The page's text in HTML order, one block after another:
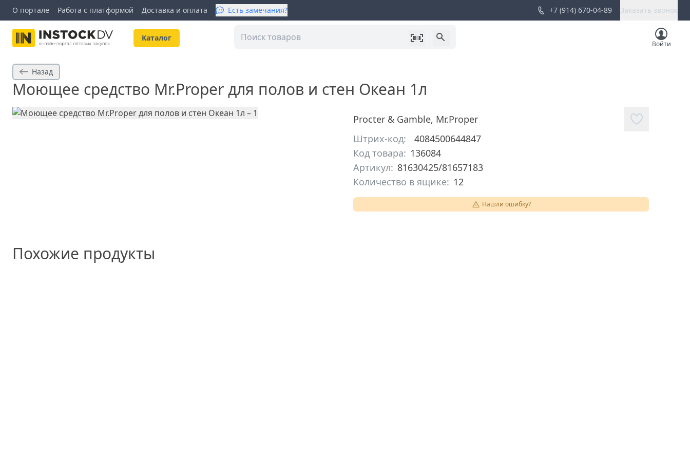
О портале Работа с платформой Доставка и оплата Есть замечания? +7 (914) 670-04-89 Заказать звонок
Kаталог
Войти
Назад
Моющее средство Mr.Proper для полов и стен Океан 1л
Procter & Gamble, Mr.Proper
Штрих-код:
4084500644847
Код товара: 136084
Артикул: 81630425/81657183
Количество в ящике: 12
Нашли ошибку?
Похожие продукты